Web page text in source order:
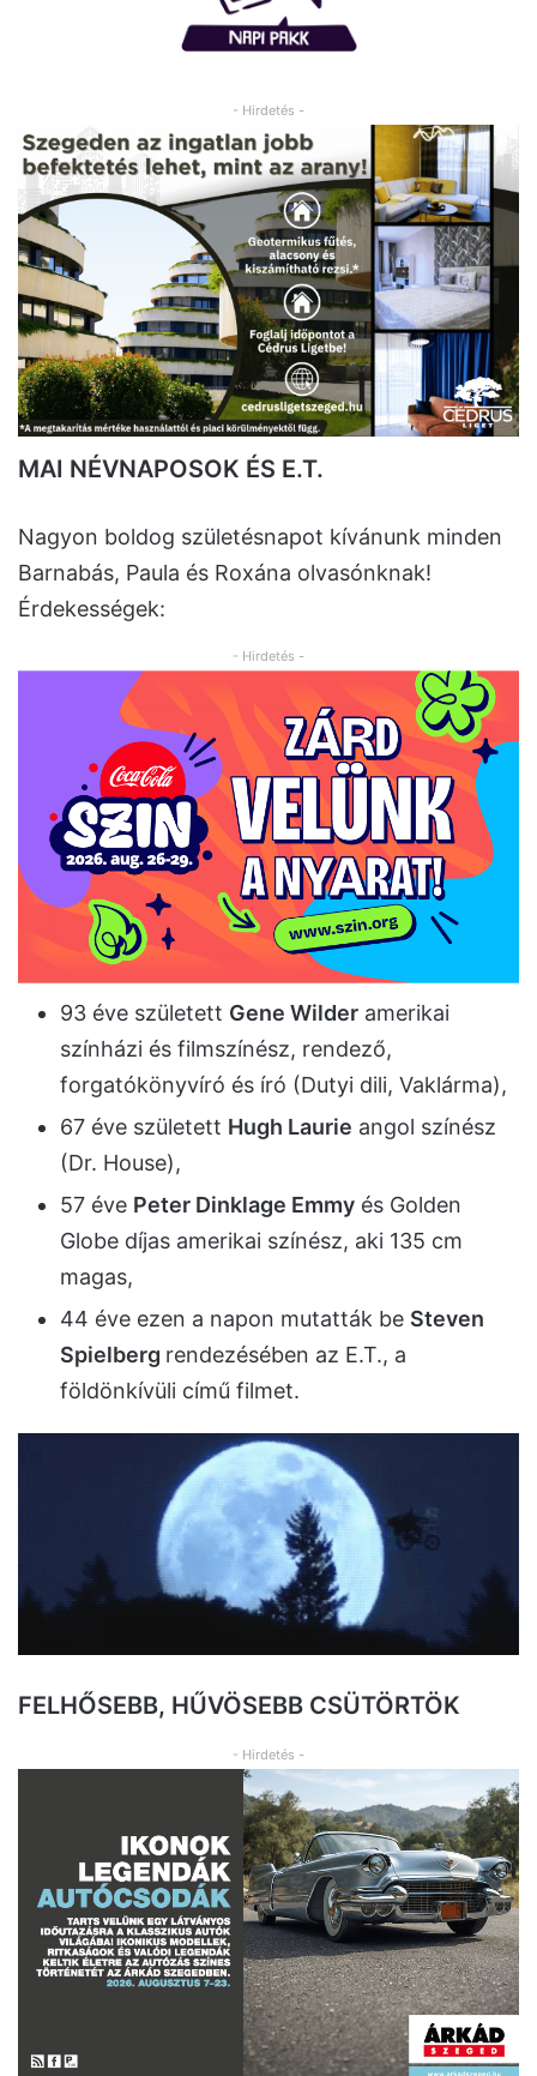
- Hirdetés -
MAI NÉVNAPOSOK ÉS E.T.
Nagyon boldog születésnapot kívánunk minden
Barnabás, Paula és Roxána olvasónknak!
Érdekességek:
- Hirdetés -
93 éve született Gene Wilder amerikai
színházi és filmszínész, rendező,
forgatókönyvíró és író (Dutyi dili, Vaklárma),
67 éve született Hugh Laurie angol színész
(Dr. House),
57 éve Peter Dinklage Emmy és Golden
Globe díjas amerikai színész, aki 135 cm
magas,
44 éve ezen a napon mutatták be Steven
Spielberg rendezésében az E.T., a
földönkívüli című filmet.
FELHŐSEBB, HŰVÖSEBB CSÜTÖRTÖK
- Hirdetés -